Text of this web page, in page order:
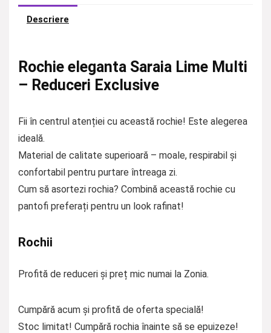
Descriere
Rochie eleganta Saraia Lime Multi
– Reduceri Exclusive
Fii în centrul atenției cu această rochie! Este alegerea
ideală.
Material de calitate superioară – moale, respirabil și
confortabil pentru purtare întreaga zi.
Cum să asortezi rochia? Combină această rochie cu
pantofi preferați pentru un look rafinat!
Rochii
Profită de reduceri și preț mic numai la Zonia.
Cumpără acum și profită de oferta specială!
Stoc limitat! Cumpără rochia înainte să se epuizeze!